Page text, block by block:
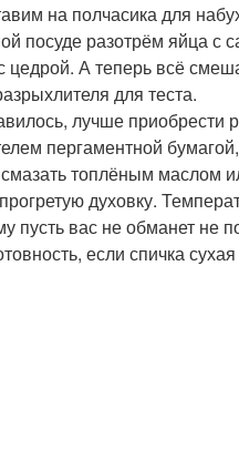
на полчасика для
посуде разотрём яйца с
А теперь всё
для теста.
лучше приобрести
пергаментной
топлёным маслом
духовку.
пусть вас не обманет не
если спичка